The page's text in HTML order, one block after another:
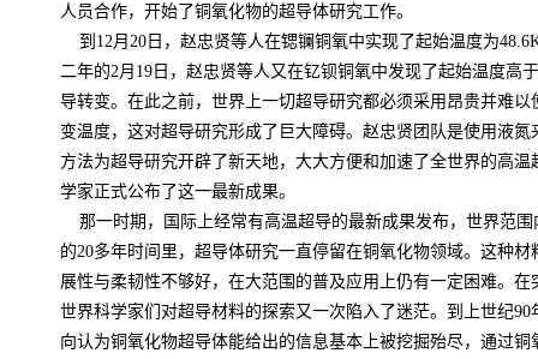
人员合作，开始了铜氧化物的超导体研究工作。
到 12月 20 日，赵忠贤等人在锶镧铜氧中实现了起始温度为
二年的2月 19 日，赵忠贤等人又在钇钡铜氧中发现了起始温度高于
导转变。在此之前，世界上一切超导研究都必须采用昂贵并难
变温度，这对超导研究形成了巨大障碍。赵忠贤团队是使用液
方法为超导研究开辟了新天地，大大方便和加速了全世界的高温
学家正式公布了这一最新成果。
那一时期，国际上经常有高温超导的最新成果发布，世界范
的20多年时间里，超导体研究一直停留在铜氧化物领域。这种
展性与柔韧性不够好，在大范围的普及应用上仍有一定困难。
世界科学家们对超导材料的探索又一次陷入了迷茫。到上世纪90
向认为铜氧化物超导体能给出的信息基本上被挖掘殆尽，通过